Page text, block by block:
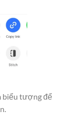
biểu tượng để